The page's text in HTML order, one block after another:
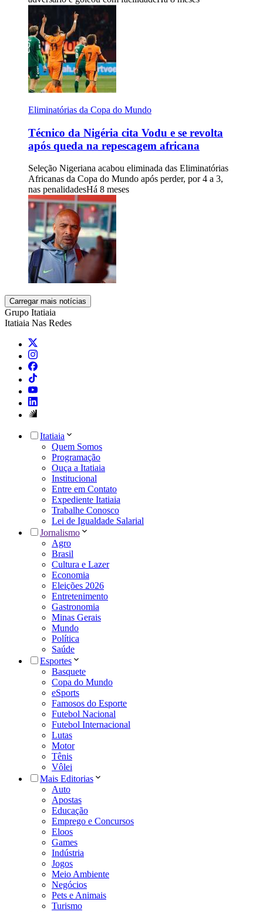
Eliminatórias da Copa do Mundo
Técnico da Nigéria cita Vodu e se revolta
após queda na repescagem africana
Seleção Nigeriana acabou eliminada das Eliminatórias
Africanas da Copa do Mundo após perder, por 4 a 3,
nas penalidadesHá 8 meses
Carregar mais notícias
Grupo Itatiaia
Itatiaia Nas Redes
Itatiaia
Quem Somos
Programação
Ouça a Itatiaia
Institucional
Entre em Contato
Expediente Itatiaia
Trabalhe Conosco
Lei de Igualdade Salarial
Jornalismo
Agro
Brasil
Cultura e Lazer
Economia
Eleições 2026
Entretenimento
Gastronomia
Minas Gerais
Mundo
Política
Saúde
Esportes
Basquete
Copa do Mundo
eSports
Famosos do Esporte
Futebol Nacional
Futebol Internacional
Lutas
Motor
Tênis
Vôlei
Mais Editorias
Auto
Apostas
Educação
Emprego e Concursos
Eloos
Games
Indústria
Jogos
Meio Ambiente
Negócios
Pets e Animais
Turismo